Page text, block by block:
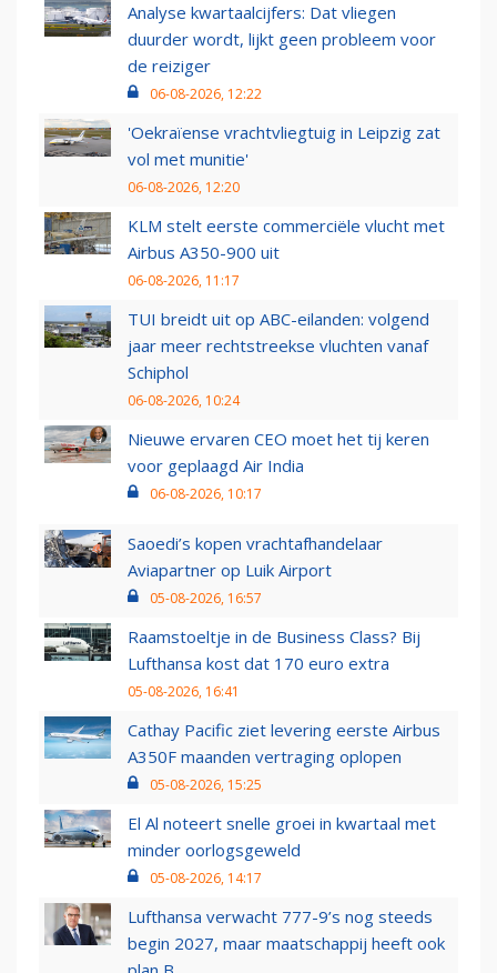
Analyse kwartaalcijfers: Dat vliegen
duurder wordt, lijkt geen probleem voor
de reiziger
06-08-2026, 12:22
'Oekraïense vrachtvliegtuig in Leipzig zat
vol met munitie'
06-08-2026, 12:20
KLM stelt eerste commerciële vlucht met
Airbus A350-900 uit
06-08-2026, 11:17
TUI breidt uit op ABC-eilanden: volgend
jaar meer rechtstreekse vluchten vanaf
Schiphol
06-08-2026, 10:24
Nieuwe ervaren CEO moet het tij keren
voor geplaagd Air India
06-08-2026, 10:17
Saoedi’s kopen vrachtafhandelaar
Aviapartner op Luik Airport
05-08-2026, 16:57
Raamstoeltje in de Business Class? Bij
Lufthansa kost dat 170 euro extra
05-08-2026, 16:41
Cathay Pacific ziet levering eerste Airbus
A350F maanden vertraging oplopen
05-08-2026, 15:25
El Al noteert snelle groei in kwartaal met
minder oorlogsgeweld
05-08-2026, 14:17
Lufthansa verwacht 777-9’s nog steeds
begin 2027, maar maatschappij heeft ook